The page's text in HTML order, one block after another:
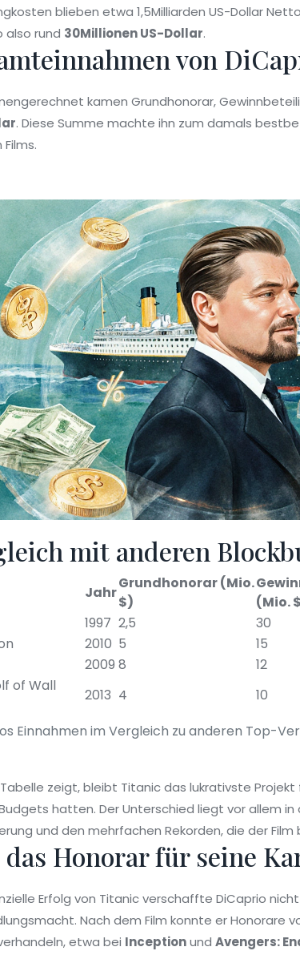
blieben etwa 1,5Milliarden US-Dollar
also rund 30Millionen US-Dollar.
von
kamen Grundhonorar,
. Diese Summe machte ihn zum damals
mit anderen
Einnahmen im Vergleich zu anderen Top-
Jahr
Grundhonorar (Mio.
$)
(Mio.
1997 2,5 30
2010 5 15
2009 8 12
of Wall
2013 4 10
zeigt, bleibt Titanic das lukrativste
hatten. Der Unterschied liegt vor allem
und den mehrfachen Rekorden, die der Film
das Honorar für seine
Erfolg von Titanic verschaffte DiCaprio
Nach dem Film konnte er Honorare
etwa bei Inceptionund Avengers: